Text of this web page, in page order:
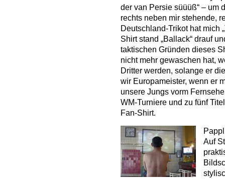
der van Persie süüüß“ – um
rechts neben mir stehende,
Deutschland-Trikot hat mich
Shirt stand „Ballack“ drauf
taktischen Gründen dieses
nicht mehr gewaschen hat,
Dritter werden, solange er
wir Europameister, wenn er
unsere Jungs vorm
WM-Turniere und zu fünf
Fan-Shirt.
Auf